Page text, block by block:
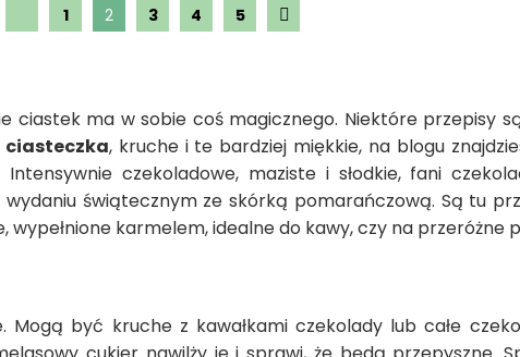
1 2 3 4 5
ciastek ma w sobie coś magicznego. Niektóre przepisy
ciasteczka, kruche i te bardziej miękkie, na blogu
czekoladowe, maziste i słodkie, fani
świątecznym ze skórką pomarańczową. Są tu
karmelem, idealne do kawy, czy na przeróżne
być kruche z kawałkami czekolady lub całe